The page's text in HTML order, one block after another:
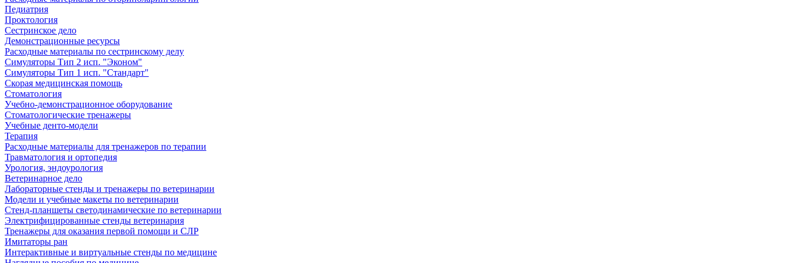
Педиатрия
Проктология
Сестринское дело
Демонстрационные ресурсы
Расходные материалы по сестринскому делу
Симуляторы Тип 2 исп. "Эконом"
Симуляторы Тип 1 исп. "Стандарт"
Скорая медицинская помощь
Стоматология
Учебно-демонстрационное оборудование
Стоматологические тренажеры
Учебные денто-модели
Терапия
Расходные материалы для тренажеров по терапии
Травматология и ортопедия
Урология, эндоурология
Ветеринарное дело
Лабораторные стенды и тренажеры по ветеринарии
Модели и учебные макеты по ветеринарии
Стенд-планшеты светодинамические по ветеринарии
Электрифицированные стенды ветеринария
Тренажеры для оказания первой помощи и СЛР
Имитаторы ран
Интерактивные и виртуальные стенды по медицине